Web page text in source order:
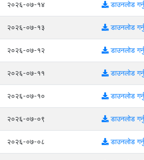
२०२६-०७-१४ डाउनलोड
२०२६-०७-१३ डाउनलोड
२०२६-०७-१२ डाउनलोड
२०२६-०७-११ डाउनलोड
२०२६-०७-१० डाउनलोड
२०२६-०७-०९ डाउनलोड
२०२६-०७-०८ डाउनलोड